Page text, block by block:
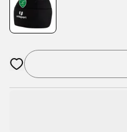
Åbner en Modal til at logge